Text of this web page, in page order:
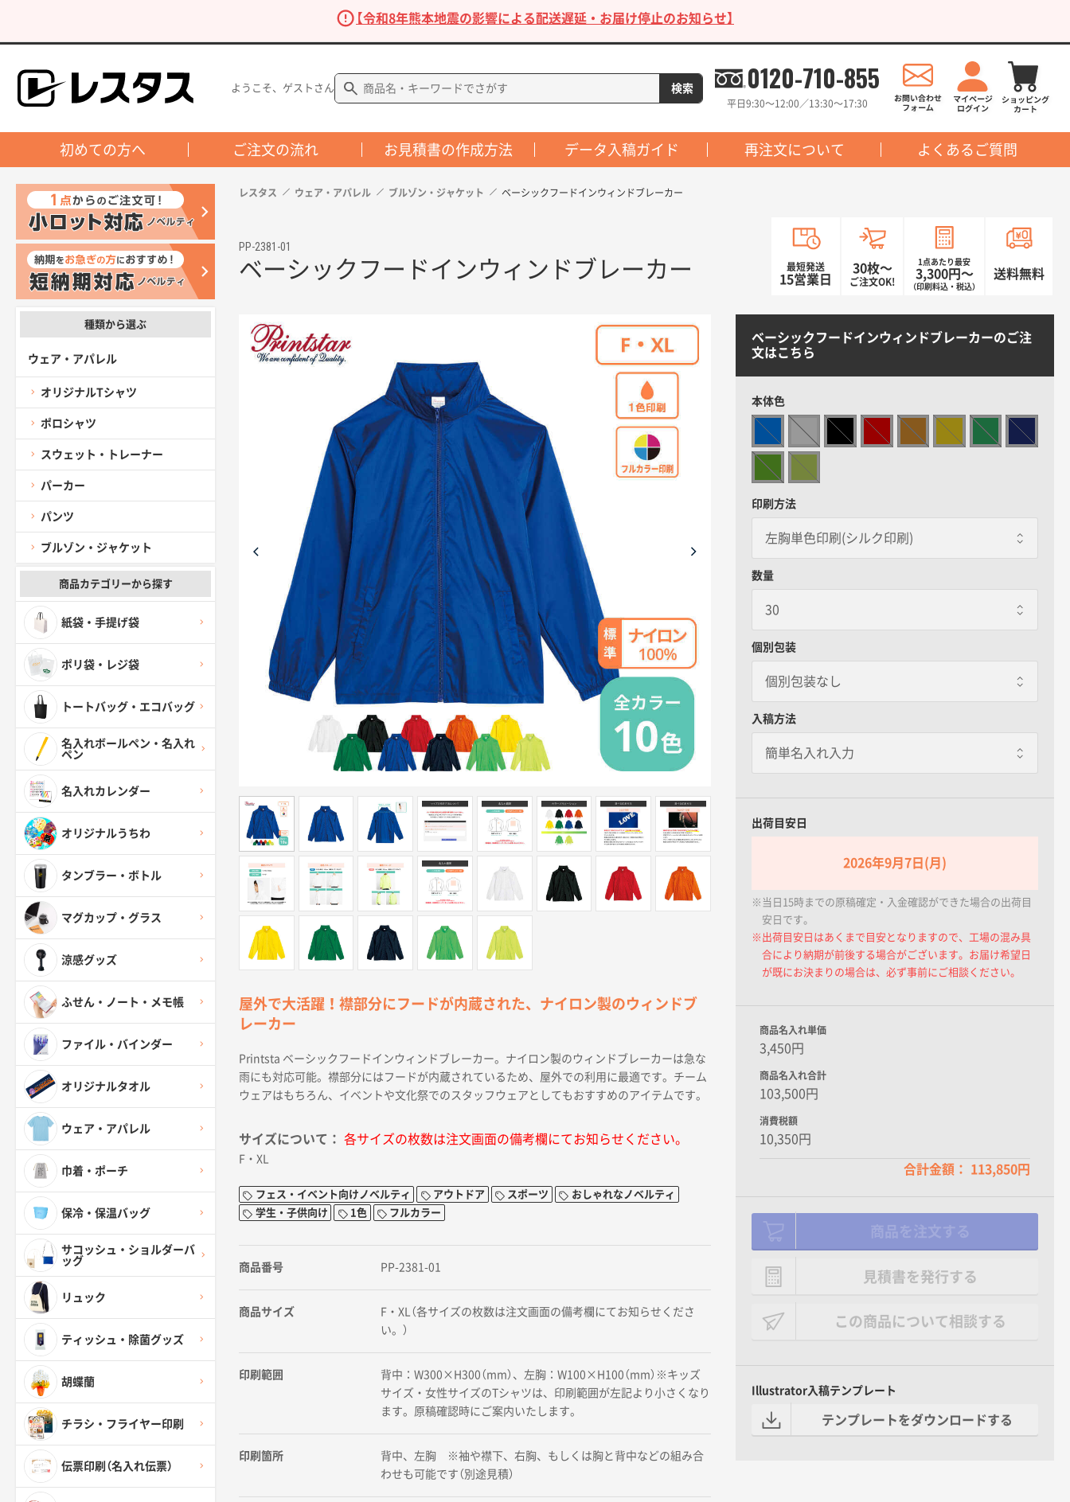
【令和8年熊本地震の影響による配送遅延・お届け停止のお知らせ】
ようこそ、ゲストさん 0120-710-855
平日9:30〜12:00／13:30〜17:30
初めての方へ ご注文の流れ お見積書の作成方法 データ入稿ガイド 再注文について よくあるご質問
種類から選ぶ
ウェア・アパレル
オリジナルTシャツ
ポロシャツ
スウェット・トレーナー
パーカー
パンツ
ブルゾン・ジャケット
商品カテゴリーから探す
紙袋・手提げ袋
ポリ袋・レジ袋
トートバッグ・エコバッグ
名入れボールペン・名入れ
ペン
名入れカレンダー
オリジナルうちわ
タンブラー・ボトル
マグカップ・グラス
涼感グッズ
ふせん・ノート・メモ帳
ファイル・バインダー
オリジナルタオル
ウェア・アパレル
巾着・ポーチ
保冷・保温バッグ
サコッシュ・ショルダーバ
ッグ
リュック
ティッシュ・除菌グッズ
胡蝶蘭
チラシ・フライヤー印刷
伝票印刷（名入れ伝票）
レスタス ウェア・アパレル ブルゾン・ジャケット ベーシックフードインウィンドブレーカー
PP-2381-01
ベーシックフードインウィンドブレーカー 最短発送
15営業日
30枚〜
ご注文OK!
1点あたり最安
3,300円〜
（印刷料込・税込）
送料無料
ベーシックフードインウィンドブレーカーのご注
文はこちら
本体色
印刷方法
数量
個別包装
個別包装なし
一枚あたり+85.00円 / 3日出荷
入稿方法
出荷目安日
2026年9月7日(月)
※当日15時までの原稿確定・入金確認ができた場合の出荷目
安日です。
※出荷目安日はあくまで目安となりますので、工場の混み具
合により納期が前後する場合がございます。お届け希望日
が既にお決まりの場合は、必ず事前にご相談ください。
商品名入れ単価
3,450円
商品名入れ合計
103,500円
消費税額
10,350円
合計金額： 113,850円
見積書を発行する
この商品について相談する
Illustrator入稿テンプレート
テンプレートをダウンロードする
屋外で大活躍！襟部分にフードが内蔵された、ナイロン製のウィンドブ
レーカー
Printsta ベーシックフードインウィンドブレーカー。ナイロン製のウィンドブレーカーは急な
雨にも対応可能。襟部分にはフードが内蔵されているため、屋外での利用に最適です。チーム
ウェアはもちろん、イベントや文化祭でのスタッフウェアとしてもおすすめのアイテムです。
サイズについて： 各サイズの枚数は注文画面の備考欄にてお知らせください。
F・XL
フェス・イベント向けノベルティ アウトドア スポーツ
おしゃれなノベルティ
学生・子供向け
1色 フルカラー
商品番号 PP-2381-01
商品サイズ
F・XL（各サイズの枚数は注文画面の備考欄にてお知らせくださ
い。）
印刷範囲
背中：W300×H300（mm）、左胸：W100×H100（mm）※キッズ
サイズ・女性サイズのTシャツは、印刷範囲が左記より小さくなり
ます。原稿確認時にご案内いたします。
印刷箇所
背中、左胸 ※袖や襟下、右胸、もしくは胸と背中などの組み合
わせも可能です（別途見積）